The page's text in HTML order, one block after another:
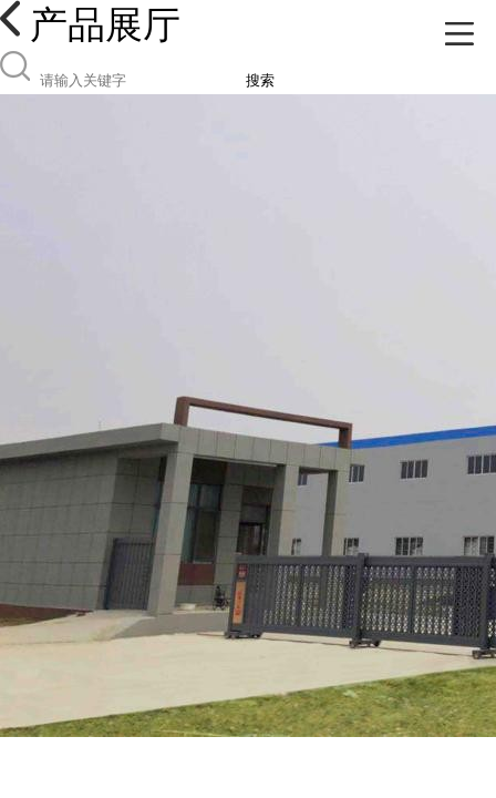
产品展厅
搜索